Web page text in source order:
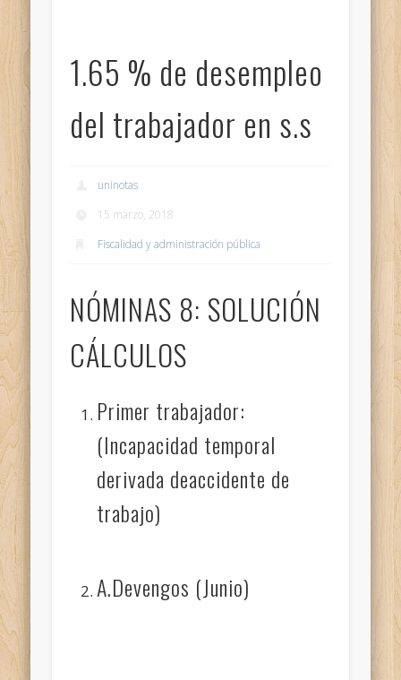
1.65 % de desempleo
del trabajador en s.s
uninotas
15 marzo, 2018
Fiscalidad y administración pública
NÓMINAS 8: SOLUCIÓN
CÁLCULOS
Primer trabajador:
(Incapacidad temporal
derivada deaccidente de
trabajo)
A.Devengos (Junio)